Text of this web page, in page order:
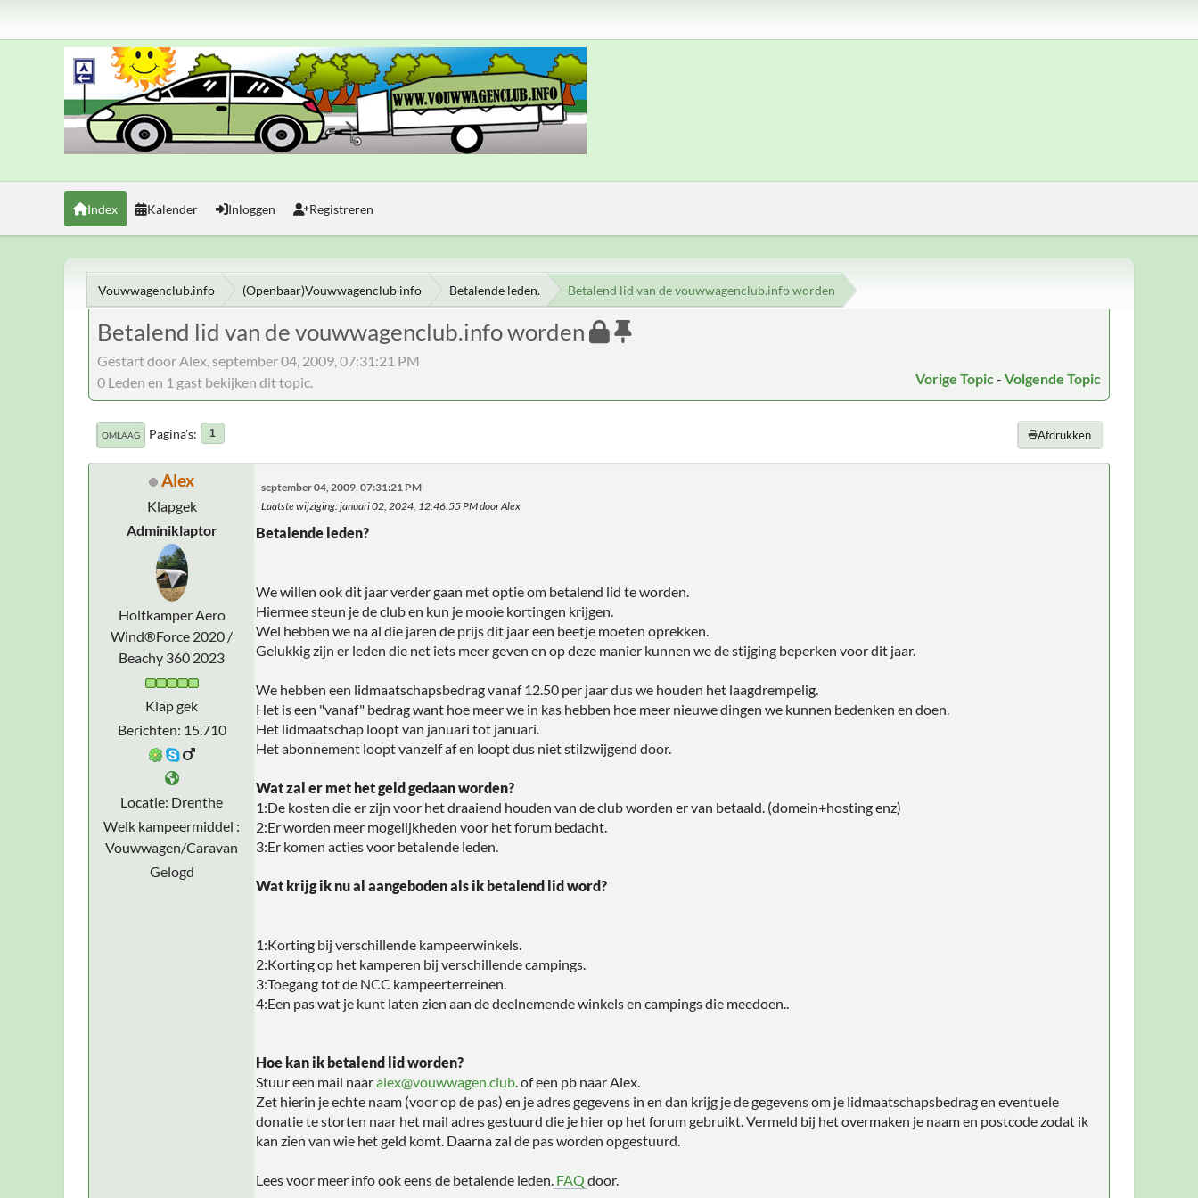
Index Kalender Inloggen Registreren
Vouwwagenclub.info (Openbaar)Vouwwagenclub info Betalende leden. Betalend lid van de vouwwagenclub.info worden
Betalend lid van de vouwwagenclub.info worden
Gestart door Alex, september 04, 2009, 07:31:21 PM
Vorige Topic - Volgende Topic
0 Leden en 1 gast bekijken dit topic.
Afdrukken
OMLAAG Pagina's 1
Alex
Klapgek
Adminiklaptor
Holtkamper Aero
Wind®Force 2020 /
Beachy 360 2023
Klap gek
Berichten: 15.710
Locatie: Drenthe
Welk kampeermiddel :
Vouwwagen/Caravan
Gelogd
september 04, 2009, 07:31:21 PM
Laatste wijziging: januari 02, 2024, 12:46:55 PM door Alex
Betalende leden?
We willen ook dit jaar verder gaan met optie om betalend lid te worden.
Hiermee steun je de club en kun je mooie kortingen krijgen.
Wel hebben we na al die jaren de prijs dit jaar een beetje moeten oprekken.
Gelukkig zijn er leden die net iets meer geven en op deze manier kunnen we de stijging beperken voor dit jaar.
We hebben een lidmaatschapsbedrag vanaf 12.50 per jaar dus we houden het laagdrempelig.
Het is een "vanaf" bedrag want hoe meer we in kas hebben hoe meer nieuwe dingen we kunnen bedenken en doen.
Het lidmaatschap loopt van januari tot januari.
Het abonnement loopt vanzelf af en loopt dus niet stilzwijgend door.
Wat zal er met het geld gedaan worden?
1:De kosten die er zijn voor het draaiend houden van de club worden er van betaald. (domein+hosting enz)
2:Er worden meer mogelijkheden voor het forum bedacht.
3:Er komen acties voor betalende leden.
Wat krijg ik nu al aangeboden als ik betalend lid word?
1:Korting bij verschillende kampeerwinkels.
2:Korting op het kamperen bij verschillende campings.
3:Toegang tot de NCC kampeerterreinen.
4:Een pas wat je kunt laten zien aan de deelnemende winkels en campings die meedoen..
Hoe kan ik betalend lid worden?
Stuur een mail naaralex@vouwwagen.club . of een pb naar Alex.
Zet hierin je echte naam (voor op de pas) en je adres gegevens in en dan krijg je de gegevens om je lidmaatschapsbedrag en eventuele
donatie te storten naar het mail adres gestuurd die je hier op het forum gebruikt. Vermeld bij het overmaken je naam en postcode zodat ik
kan zien van wie het geld komt. Daarna zal de pas worden opgestuurd.
Lees voor meer info ook eens de betalende leden. FAQ door.